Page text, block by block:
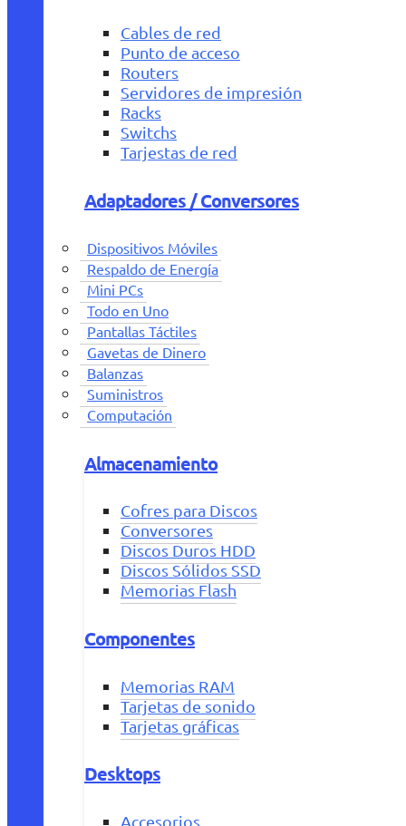
Cables de red
Punto de acceso
Routers
Servidores de impresión
Racks
Switchs
Tarjestas de red
Adaptadores / Conversores
Dispositivos Móviles
Respaldo de Energía
Mini PCs
Todo en Uno
Pantallas Táctiles
Gavetas de Dinero
Balanzas
Suministros
Computación
Almacenamiento
Cofres para Discos
Conversores
Discos Duros HDD
Discos Sólidos SSD
Memorias Flash
Componentes
Memorias RAM
Tarjetas de sonido
Tarjetas gráficas
Desktops
Accesorios